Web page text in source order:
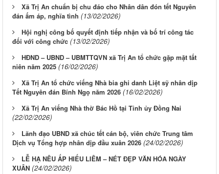
Xã Trị An chuẩn bị chu đáo cho Nhân dân đón tết Nguyên
đán ấm áp, nghĩa tình (13/02/2026)
Hội nghị công bố quyết định tiếp nhận và bố trí công tác
đối với công chức (13/02/2026)
HĐND – UBND – UBMTTQVN xã Trị An tổ chức gặp mặt tất
niên năm 2025 (16/02/2026)
Xã Trị An tổ chức viếng Nhà bia ghi danh Liệt sỹ nhân dịp
Tết Nguyên đán Bính Ngọ năm 2026 (16/02/2026)
Xã Trị An viếng Nhà thờ Bác Hồ tại Tỉnh ủy Đồng Nai
(22/02/2026)
Lãnh đạo UBND xã chúc tết cán bộ, viên chức Trung tâm
Dịch vụ Tổng hợp nhân dịp đầu xuân 2026 (24/02/2026)
LỄ HẠ NÊU ẤP HIẾU LIÊM – NÉT ĐẸP VĂN HÓA NGÀY
XUÂN (24/02/2026)